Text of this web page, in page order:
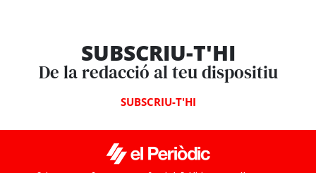
SUBSCRIU-T'HI
De la redacció al teu dispositiu
SUBSCRIU-T'HI